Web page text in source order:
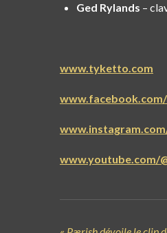
Ged Rylands –
www.tyketto.com
www.youtube.com/